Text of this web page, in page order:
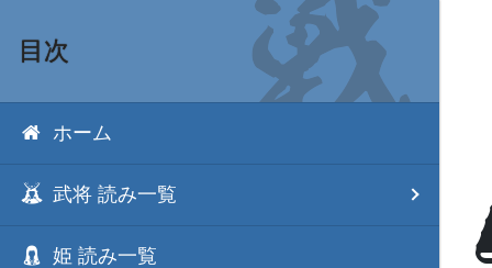
目次
ホーム
武将 読み一覧
姫 読み一覧